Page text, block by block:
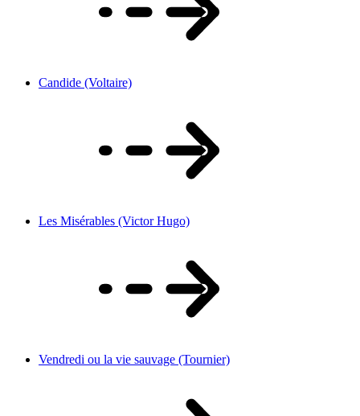
Candide (Voltaire)
Les Misérables (Victor Hugo)
Vendredi ou la vie sauvage (Tournier)